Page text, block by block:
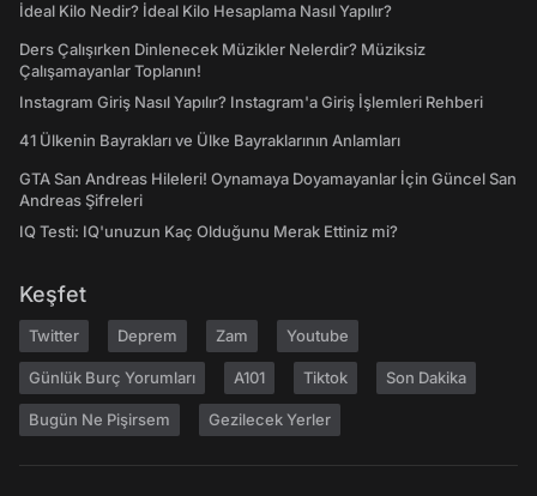
İdeal Kilo Nedir? İdeal Kilo Hesaplama Nasıl Yapılır?
Ders Çalışırken Dinlenecek Müzikler Nelerdir? Müziksiz
Çalışamayanlar Toplanın!
Instagram Giriş Nasıl Yapılır? Instagram'a Giriş İşlemleri Rehberi
41 Ülkenin Bayrakları ve Ülke Bayraklarının Anlamları
GTA San Andreas Hileleri! Oynamaya Doyamayanlar İçin Güncel San
Andreas Şifreleri
IQ Testi: IQ'unuzun Kaç Olduğunu Merak Ettiniz mi?
Keşfet
Twitter Deprem Zam Youtube
Günlük Burç Yorumları A101 Tiktok Son Dakika
Bugün Ne Pişirsem Gezilecek Yerler